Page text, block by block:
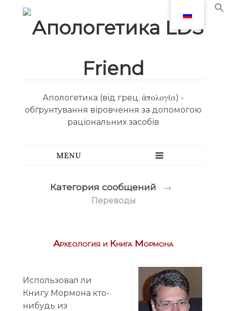
Апологетика (від грец. ἀπολογία) -
обґрунтування віровчення за допомогою
раціональних засобів
Категория сообщений
→
Переводы
Археология и Книга Мормона
Использовал ли
Книгу Мормона кто-
нибудь из